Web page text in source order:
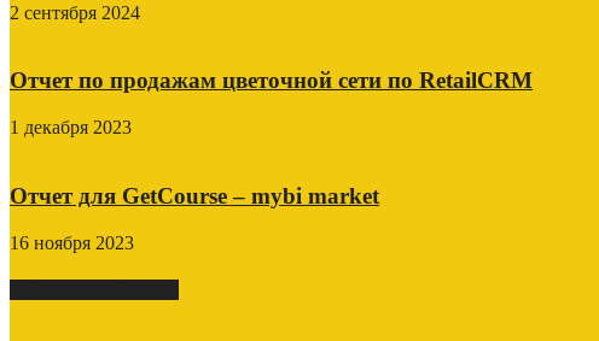
2 сентября 2024
Отчет по продажам цветочной сети по RetailCRM
1 декабря 2023
Отчет для GetCourse – mybi market
16 ноября 2023